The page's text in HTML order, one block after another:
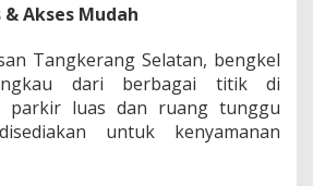
Akses Mudah
Tangkerang Selatan, bengkel
dari berbagai titik di
parkir luas dan ruang tunggu
untuk kenyamanan